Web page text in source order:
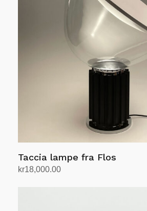
Taccia lampe fra Flos
kr18,000.00